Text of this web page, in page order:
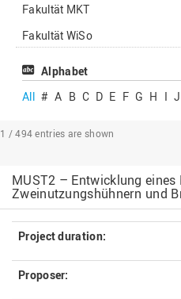
Fakultät MKT
Fakultät WiSo
Institut für Musik
Alphabet
All # A B C D E F G H I J
1 / 494 entries are shown
MUST2 – Entwicklung
Zweinutzungshühnern und
Project duration:
Proposer: